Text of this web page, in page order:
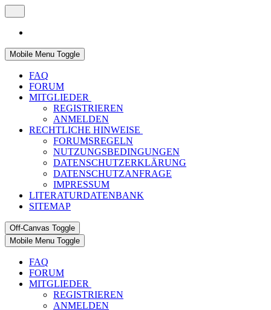
Mobile Menu Toggle
FAQ
FORUM
MITGLIEDER
REGISTRIEREN
ANMELDEN
RECHTLICHE HINWEISE
FORUMSREGELN
NUTZUNGSBEDINGUNGEN
DATENSCHUTZERKLÄRUNG
DATENSCHUTZANFRAGE
IMPRESSUM
LITERATURDATENBANK
SITEMAP
Off-Canvas Toggle
Mobile Menu Toggle
FAQ
FORUM
MITGLIEDER
REGISTRIEREN
ANMELDEN